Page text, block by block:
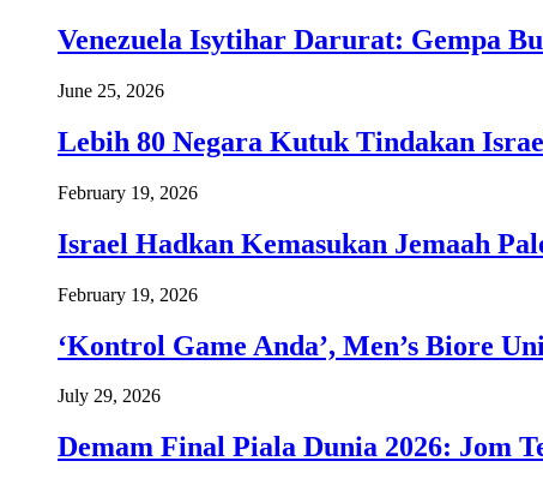
Venezuela Isytihar Darurat: Gempa
June 25, 2026
Lebih 80 Negara Kutuk Tindakan
February 19, 2026
Israel Hadkan Kemasukan Jemaah
February 19, 2026
‘Kontrol Game Anda’, Men’s Biore
July 29, 2026
Demam Final Piala Dunia 2026: Jom